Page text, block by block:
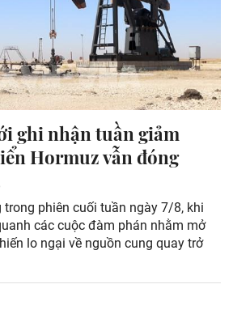
ghi nhận tuần giảm
Hormuz vẫn đóng
trong phiên cuối tuần ngày 7/8, khi
các cuộc đàm phán nhằm mở
lo ngại về nguồn cung quay trở